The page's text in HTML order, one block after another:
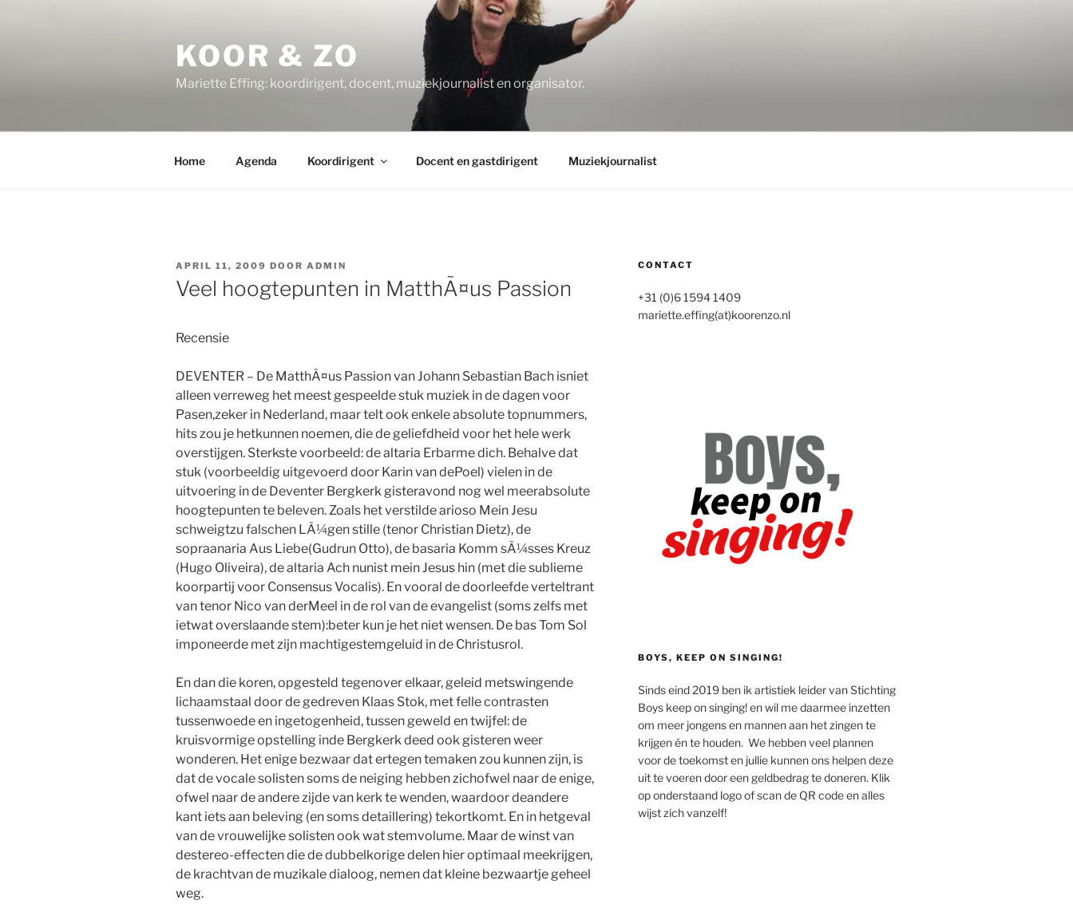
KOOR & ZO
Mariette Effing: koordirigent, docent, muziekjournalist en organisator.
Home Agenda Koordirigent Docent en gastdirigent Muziekjournalist
GEPLAATST
OP
APRIL 11, 2009 DOOR ADMIN
Veel hoogtepunten in MatthÃ¤us Passion
Recensie
DEVENTER – De MatthÃ¤us Passion van Johann Sebastian Bach isniet
alleen verreweg het meest gespeelde stuk muziek in de dagen voor
Pasen,zeker in Nederland, maar telt ook enkele absolute topnummers,
hits zou je hetkunnen noemen, die de geliefdheid voor het hele werk
overstijgen. Sterkste voorbeeld: de altaria Erbarme dich. Behalve dat
stuk (voorbeeldig uitgevoerd door Karin van dePoel) vielen in de
uitvoering in de Deventer Bergkerk gisteravond nog wel meerabsolute
hoogtepunten te beleven. Zoals het verstilde arioso Mein Jesu
schweigtzu falschen LÃ¼gen stille (tenor Christian Dietz), de
sopraanaria Aus Liebe(Gudrun Otto), de basaria Komm sÃ¼sses Kreuz
(Hugo Oliveira), de altaria Ach nunist mein Jesus hin (met die sublieme
koorpartij voor Consensus Vocalis). En vooral de doorleefde verteltrant
van tenor Nico van derMeel in de rol van de evangelist (soms zelfs met
ietwat overslaande stem):beter kun je het niet wensen. De bas Tom Sol
imponeerde met zijn machtigestemgeluid in de Christusrol.
En dan die koren, opgesteld tegenover elkaar, geleid metswingende
lichaamstaal door de gedreven Klaas Stok, met felle contrasten
tussenwoede en ingetogenheid, tussen geweld en twijfel: de
kruisvormige opstelling inde Bergkerk deed ook gisteren weer
wonderen. Het enige bezwaar dat ertegen temaken zou kunnen zijn, is
dat de vocale solisten soms de neiging hebben zichofwel naar de enige,
ofwel naar de andere zijde van kerk te wenden, waardoor deandere
kant iets aan beleving (en soms detaillering) tekortkomt. En in hetgeval
van de vrouwelijke solisten ook wat stemvolume. Maar de winst van
destereo-effecten die de dubbelkorige delen hier optimaal meekrijgen,
de krachtvan de muzikale dialoog, nemen dat kleine bezwaartje geheel
weg.
CONTACT
+31 (0)6 1594 1409
mariette.effing(at)koorenzo.nl
BOYS, KEEP ON SINGING!
Sinds eind 2019 ben ik artistiek leider van Stichting
Boys keep on singing! en wil me daarmee inzetten
om meer jongens en mannen aan het zingen te
krijgen én te houden. We hebben veel plannen
voor de toekomst en jullie kunnen ons helpen deze
uit te voeren door een geldbedrag te doneren. Klik
op onderstaand logo of scan de QR code en alles
wijst zich vanzelf!